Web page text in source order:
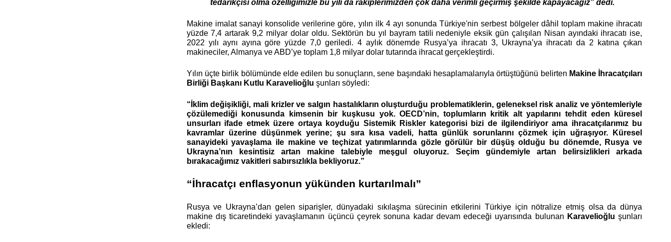
tedarikçisi olma özelliğimizle bu yılı da rakiplerimizden çok daha verimli geçirmiş şekilde kapayacağız” dedi.
Makine imalat sanayi konsolide verilerine göre, yılın ilk 4 ayı sonunda Türkiye'nin serbest bölgeler dâhil toplam makine ihracatı
yüzde 7,4 artarak 9,2 milyar dolar oldu. Sektörün bu yıl bayram tatili nedeniyle eksik gün çalışılan Nisan ayındaki ihracatı ise,
2022 yılı aynı ayına göre yüzde 7,0 geriledi. 4 aylık dönemde Rusya’ya ihracatı 3, Ukrayna’ya ihracatı da 2 katına çıkan
makineciler, Almanya ve ABD’ye toplam 1,8 milyar dolar tutarında ihracat gerçekleştirdi.
Yılın üçte birlik bölümünde elde edilen bu sonuçların, sene başındaki hesaplamalarıyla örtüştüğünü belirten Makine İhracatçıları
Birliği Başkanı Kutlu Karavelioğlu şunları söyledi:
“İklim değişikliği, mali krizler ve salgın hastalıkların oluşturduğu problematiklerin, geleneksel risk analiz ve yöntemleriyle
çözülemediği konusunda kimsenin bir kuşkusu yok. OECD’nin, toplumların kritik alt yapılarını tehdit eden küresel
unsurları ifade etmek üzere ortaya koyduğu Sistemik Riskler kategorisi bizi de ilgilendiriyor ama ihracatçılarımız bu
kavramlar üzerine düşünmek yerine; şu sıra kısa vadeli, hatta günlük sorunlarını çözmek için uğraşıyor. Küresel
sanayideki yavaşlama ile makine ve teçhizat yatırımlarında gözle görülür bir düşüş olduğu bu dönemde, Rusya ve
Ukrayna’nın kesintisiz artan makine talebiyle meşgul oluyoruz. Seçim gündemiyle artan belirsizlikleri arkada
bırakacağımız vakitleri sabırsızlıkla bekliyoruz.”
“İhracatçı enflasyonun yükünden kurtarılmalı”
Rusya ve Ukrayna’dan gelen siparişler, dünyadaki sıkılaşma sürecinin etkilerini Türkiye için nötralize etmiş olsa da dünya
makine dış ticaretindeki yavaşlamanın üçüncü çeyrek sonuna kadar devam edeceği uyarısında bulunan Karavelioğlu şunları
ekledi: